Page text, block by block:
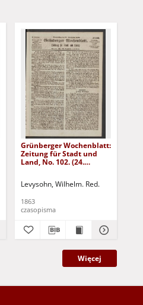
Grünberger Wochenblatt:
Zeitung für Stadt und
Land, No. 102. (24.
Levysohn, Wilhelm. Red.
1863
czasopisma
Więcej